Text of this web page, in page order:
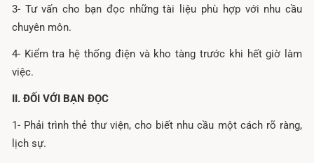
3- Tư vấn cho bạn đọc những tài liệu phù hợp với nhu cầu
chuyên môn.
4- Kiểm tra hệ thống điện và kho tàng trước khi hết giờ làm
việc.
II. ĐỐI VỚI BẠN ĐỌC
1- Phải trình thẻ thư viện, cho biết nhu cầu một cách rõ ràng,
lịch sự.